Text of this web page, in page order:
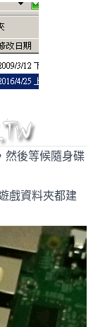
然後等候隨身碟
戲資料夾都建